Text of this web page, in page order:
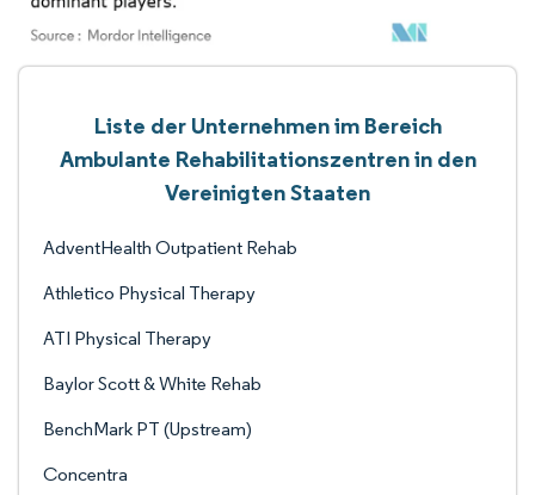
Liste der Unternehmen im Bereich
Ambulante Rehabilitationszentren in den
Vereinigten Staaten
AdventHealth Outpatient Rehab
Athletico Physical Therapy
ATI Physical Therapy
Baylor Scott & White Rehab
BenchMark PT (Upstream)
Concentra